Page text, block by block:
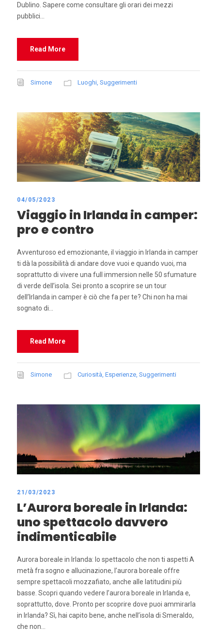
Dublino. Sapere come consultare gli orari dei mezzi
pubblici...
Read More
Simone Luoghi Suggerimenti
04/05/2023
Viaggio in Irlanda in camper:
pro e contro
Avventuroso ed emozionante, il viaggio in Irlanda in camper
ti dà la possibilità di andare dove vuoi e quando vuoi, ma
soprattutto di vivere una full immersion nelle 50 sfumature
di verde dell’isola. Sei pronto a scoprire se un tour
dell’Irlanda in camper è ciò che fa per te? Chi non ha mai
sognato di...
Read More
Simone Curiosità, Esperienze, Suggerimenti
21/03/2023
L’Aurora boreale in Irlanda:
uno spettacolo davvero
indimenticabile
Aurora boreale in Irlanda: lo spettacolo che non ti aspetti A
metà fra sogno e allucinazione, l’aurora boreale offre
sempre spettacoli mozzafiato, anche alle latitudini più
basse. Scopri quando vedere l’aurora boreale in Irlanda e,
soprattutto, dove. Pronto per scoprire dove puoi ammirarla
in Irlanda? Sì, hai capito bene, anche nell’isola di Smeraldo,
che non...